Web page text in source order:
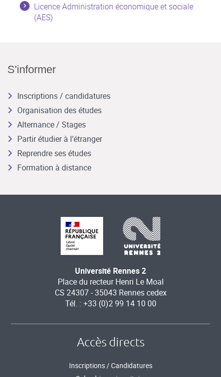
Licence Administration économique et sociale
(AES)
S'informer
Inscriptions / candidatures
Organisation des études
Alternance / Stages
Partir étudier à l’étranger
Reprendre ses études
Formation à distance
Université Rennes 2
Place du recteur Henri Le Moal
CS 24307 - 35043 Rennes cedex
Tél. : +33 (0)2 99 14 10 00
Accès directs
Inscriptions / Candidatures